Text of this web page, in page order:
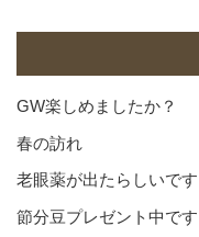
GW楽しめましたか？
春の訪れ
老眼薬が出たらしいです
節分豆プレゼント中です